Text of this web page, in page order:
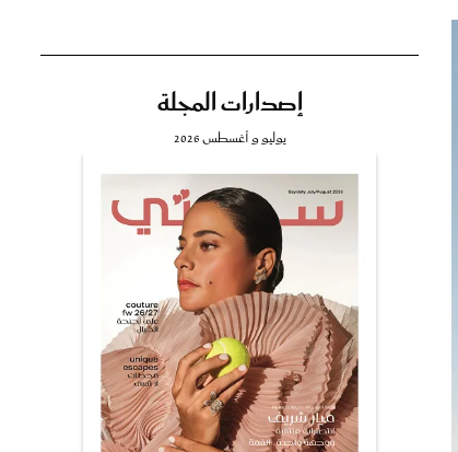
إصدارات المجلة
يوليو و أغسطس 2026